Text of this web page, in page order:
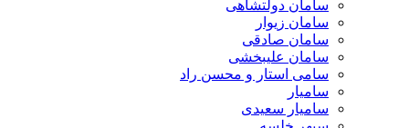
سامان دولتشاهی
سامان زیوار
سامان صادقی
سامان علیبخشی
سامی استار و محسن راد
سامیار
سامیار سعیدی